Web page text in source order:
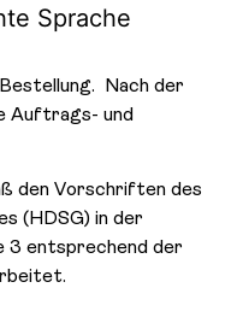
Sprache
Nach der
Auftrags- und
den Vorschriften des
(HDSG) in der
3 entsprechend der